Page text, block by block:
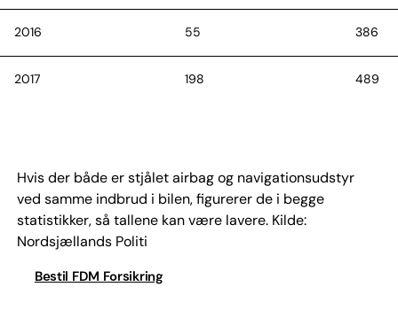
2016 55 386
2017 198 489
Hvis der både er stjålet airbag og navigationsudstyr
ved samme indbrud i bilen, figurerer de i begge
statistikker, så tallene kan være lavere. Kilde:
Nordsjællands Politi
Bestil FDM Forsikring